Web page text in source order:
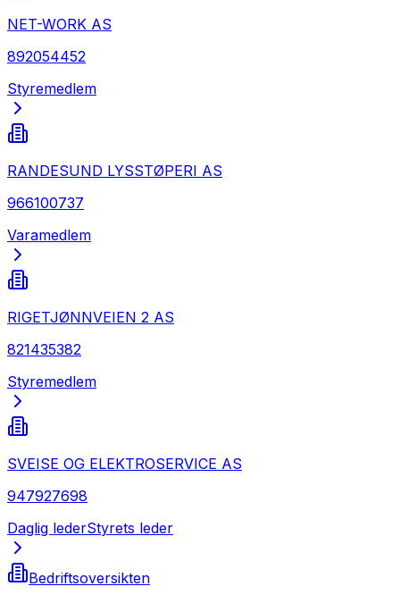
NET-WORK AS
892054452
Styremedlem
RANDESUND LYSSTØPERI AS
966100737
Varamedlem
RIGETJØNNVEIEN 2 AS
821435382
Styremedlem
SVEISE OG ELEKTROSERVICE AS
947927698
Daglig lederStyrets leder
Bedriftsoversikten